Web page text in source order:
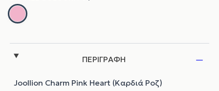
ΠΕΡΙΓΡΑΦΗ
Joollion Charm Pink Heart (Καρδιά Ροζ)